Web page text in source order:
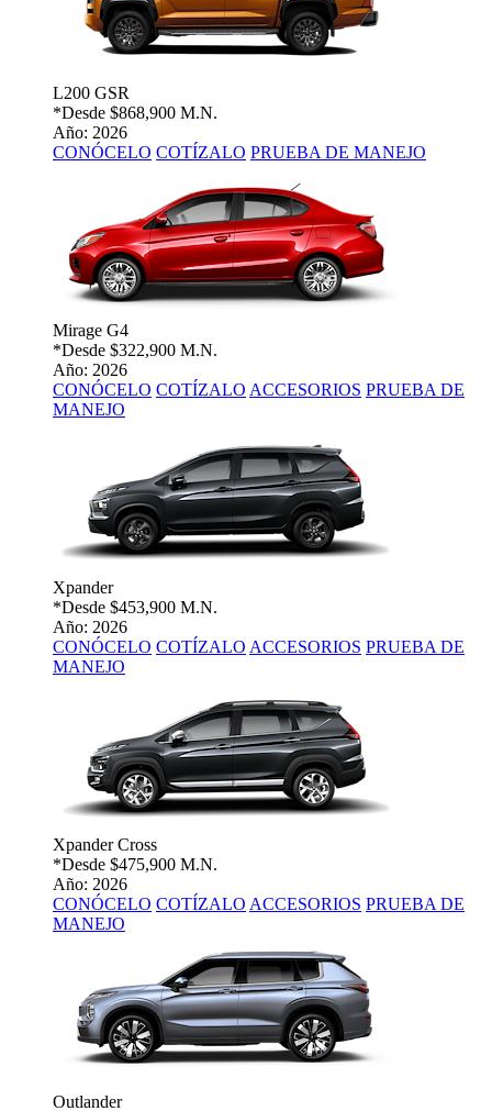
L200 GSR
*Desde $868,900 M.N.
Año: 2026
CONÓCELO COTÍZALO PRUEBA DE MANEJO
Mirage G4
*Desde $322,900 M.N.
Año: 2026
CONÓCELO COTÍZALO ACCESORIOS PRUEBA DE
MANEJO
Xpander
*Desde $453,900 M.N.
Año: 2026
CONÓCELO COTÍZALO ACCESORIOS PRUEBA DE
MANEJO
Xpander Cross
*Desde $475,900 M.N.
Año: 2026
CONÓCELO COTÍZALO ACCESORIOS PRUEBA DE
MANEJO
Outlander